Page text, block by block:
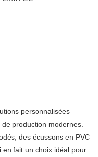
personnalisées
production modernes.
des écussons en PVC
fait un choix idéal pour